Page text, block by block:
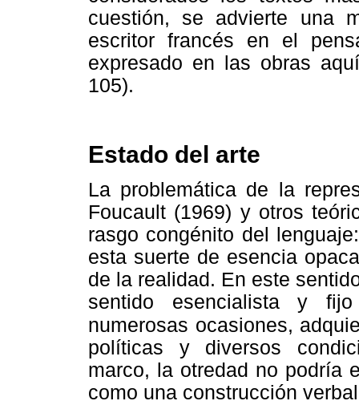
cuestión, se advierte una
escritor francés en el
expresado en las obras
105).
Estado del arte
La problemática de la
Foucault (1969) y otros
rasgo congénito del
esta suerte de esencia
de la realidad. En este
sentido esencialista y
numerosas ocasiones,
políticas y diversos
marco, la otredad no podría
como una construcción